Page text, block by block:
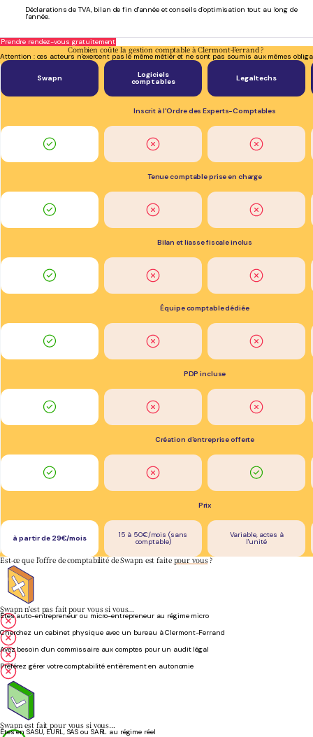
Déclarations de TVA, bilan de fin d'année et conseils d'optimisation tout au long de
l'année.
Prendre rendez-vous gratuitement
Combien coûte la gestion comptable à Clermont-Ferrand ?
Attention : ces acteurs n'exercent pas le même métier et ne sont pas soumis aux mêmes
Swapn Logiciels
comptables Legaltechs
Inscrit à l'Ordre des Experts-Comptables
Tenue comptable prise en charge
Bilan et liasse fiscale inclus
Équipe comptable dédiée
PDP incluse
Création d'entreprise offerte
Prix
à partir de 29€/mois 15 à 50€/mois (sans
comptable)
Variable, actes à
l'unité
Est-ce que l'offre de comptabilité de Swapn est faitepour vous?
Swapn n'est pas fait pour vous si vous…
Êtes auto-entrepreneur ou micro-entrepreneur au régime micro
Cherchez un cabinet physique avec un bureau à Clermont-Ferrand
Avez besoin d'un commissaire aux comptes pour un audit légal
Préférez gérer votre comptabilité entièrement en autonomie
Swapn est fait pour vous si vous…
Êtes en SASU, EURL, SAS ou SARL au régime réel